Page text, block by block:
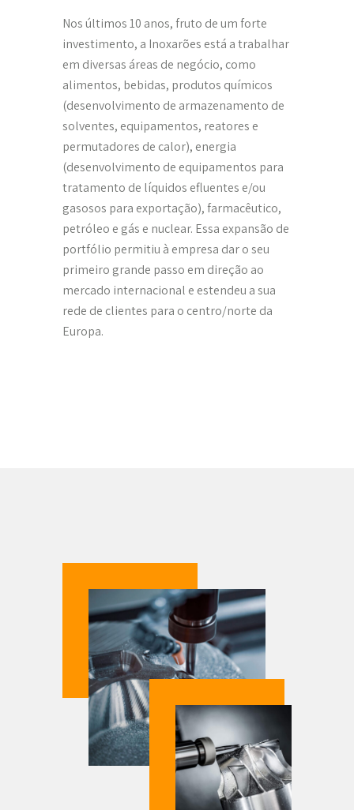
Nos últimos 10 anos, fruto de um forte
investimento, a Inoxarões está a trabalhar
em diversas áreas de negócio, como
alimentos, bebidas, produtos químicos
(desenvolvimento de armazenamento de
solventes, equipamentos, reatores e
permutadores de calor), energia
(desenvolvimento de equipamentos para
tratamento de líquidos efluentes e/ou
gasosos para exportação), farmacêutico,
petróleo e gás e nuclear. Essa expansão de
portfólio permitiu à empresa dar o seu
primeiro grande passo em direção ao
mercado internacional e estendeu a sua
rede de clientes para o centro/norte da
Europa.